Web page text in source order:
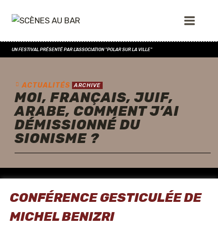
UN FESTIVAL PRÉSENTÉ PAR L'ASSOCIATION "POLAR SUR LA VILLE"
ACTUALITÉS ARCHIVE
MOI, FRANÇAIS, JUIF,
ARABE, COMMENT J’AI
DÉMISSIONNÉ DU
SIONISME ?
CONFÉRENCE GESTICULÉE DE
MICHEL BENIZRI